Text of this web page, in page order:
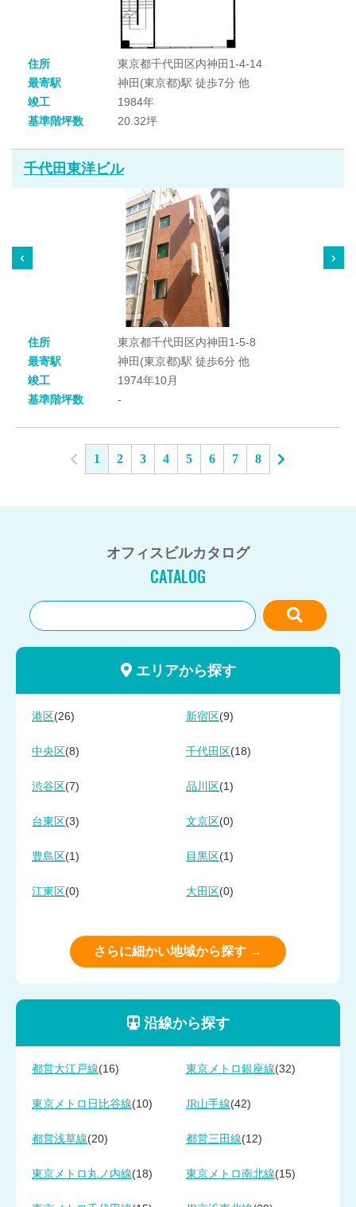
住所
東京都千代田区内神田1-4-14
最寄駅
神田(東京都)駅 徒歩7分 他
竣工
1984年
基準階坪数
20.32坪
千代田東洋ビル
住所
東京都千代田区内神田1-5-8
最寄駅
神田(東京都)駅 徒歩6分 他
竣工
1974年10月
基準階坪数
-
1 2 3 4 5 6 7 8
オフィスビルカタログ
CATALOG
エリアから探す
港区 (26) 新宿区 (9)
中央区 (8) 千代田区 (18)
渋谷区 (7) 品川区 (1)
台東区 (3) 文京区 (0)
豊島区 (1) 目黒区 (1)
江東区 (0) 大田区 (0)
さらに細かい地域から探す →
沿線から探す
都営大江戸線(16) 東京メトロ銀座線(32)
東京メトロ日比谷線(10) JR山手線(42)
都営浅草線(20) 都営三田線(12)
東京メトロ丸ノ内線(18) 東京メトロ南北線(15)